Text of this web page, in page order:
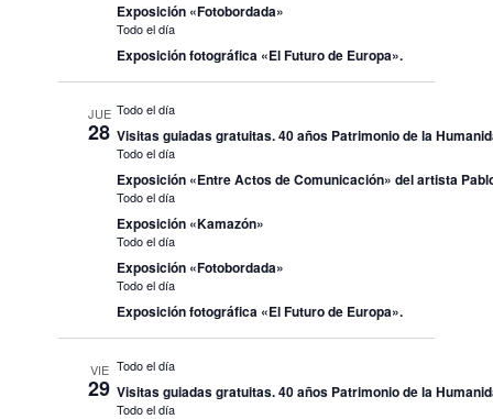
Exposición «Fotobordada»
Todo el día
Exposición fotográfica «El Futuro de Europa».
JUE
28
Todo el día
Visitas guiadas gratuitas. 40 años Patrimonio de la
Todo el día
Exposición «Entre Actos de Comunicación» del artista
Todo el día
Exposición «Kamazón»
Todo el día
Exposición «Fotobordada»
Todo el día
Exposición fotográfica «El Futuro de Europa».
VIE
29
Todo el día
Visitas guiadas gratuitas. 40 años Patrimonio de la
Todo el día